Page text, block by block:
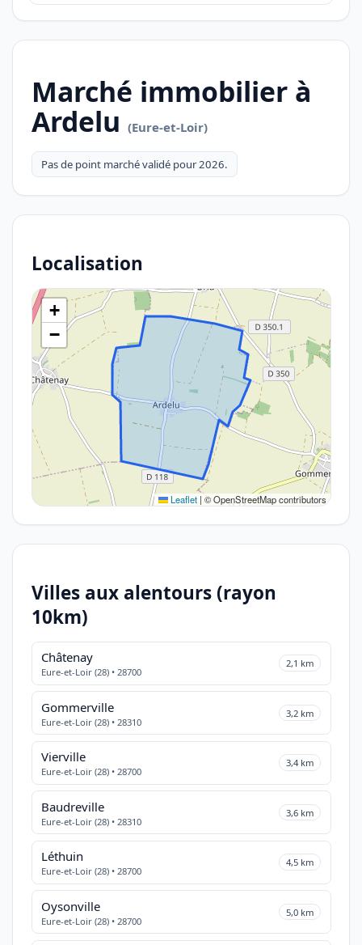
Marché immobilier à
Ardelu (Eure-et-Loir)
Pas de point marché validé pour 2026.
Localisation
+
−
Leaflet | © OpenStreetMap contributors
Villes aux alentours (rayon
10km)
Châtenay
Eure-et-Loir (28) • 28700
2,1 km
Gommerville
Eure-et-Loir (28) • 28310
3,2 km
Vierville
Eure-et-Loir (28) • 28700
3,4 km
Baudreville
Eure-et-Loir (28) • 28310
3,6 km
Léthuin
Eure-et-Loir (28) • 28700
4,5 km
Oysonville
Eure-et-Loir (28) • 28700
5,0 km